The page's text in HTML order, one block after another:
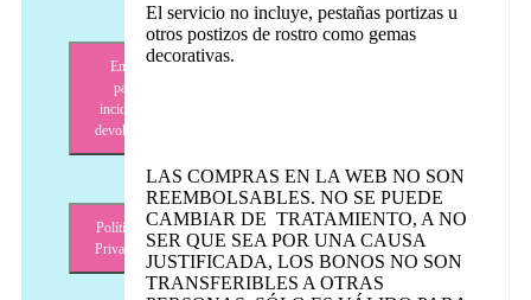
El servicio no incluye, pestañas portizas u
otros postizos de rostro como gemas
decorativas.
LAS COMPRAS EN LA WEB NO SON
REEMBOLSABLES. NO SE PUEDE
CAMBIAR DE TRATAMIENTO, A NO
SER QUE SEA POR UNA CAUSA
JUSTIFICADA, LOS BONOS NO SON
TRANSFERIBLES A OTRAS
Envíos,
pagos,
incidencias,
devoluciones
Política de
Privacidad